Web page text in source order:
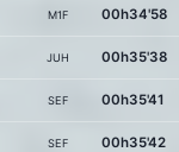
M1F 00h34'58
JUH 00h35'38
SEF 00h35'41
SEF 00h35'42